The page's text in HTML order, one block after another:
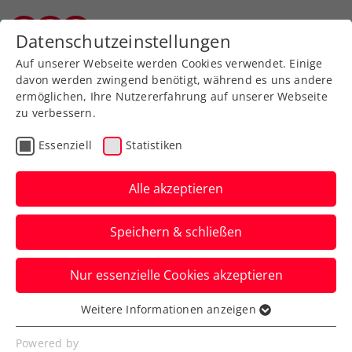
Aktuelle News
News filtern
Datenschutzeinstellungen
Auf unserer Webseite werden Cookies verwendet. Einige
davon werden zwingend benötigt, während es uns andere
ermöglichen, Ihre Nutzererfahrung auf unserer Webseite
zu verbessern.
Essenziell Statistiken
Alle akzeptieren
Speichern & schließen
Nur essenzielle Cookies akzeptieren
Essenziell
Essenzielle Cookies werden für grundlegende
Weitere Informationen anzeigen
Powered by